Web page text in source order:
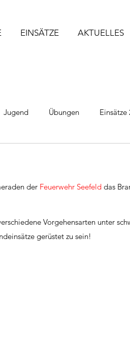
EINSÄTZE AKTUELLES
Jugend Übungen Einsätze
der Feuerwehr Seefeld das
Vorgehensarten unter
gerüstet zu sein!